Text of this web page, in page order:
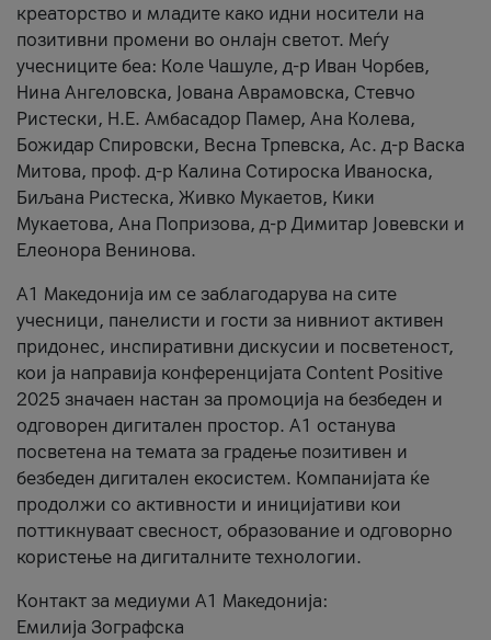
креаторство и младите како идни носители на
позитивни промени во онлајн светот. Меѓу
учесниците беа: Коле Чашуле, д-р Иван Чорбев,
Нина Ангеловска, Јована Аврамовска, Стевчо
Ристески, Н.Е. Амбасадор Памер, Ана Колева,
Божидар Спировски, Весна Трпевска, Ас. д-р Васка
Митова, проф. д-р Калина Сотироска Иваноска,
Биљана Ристеска, Живко Мукаетов, Кики
Мукаетова, Ана Попризова, д-р Димитар Јовевски и
Елеонора Венинова.
А1 Македонија им се заблагодарува на сите
учесници, панелисти и гости за нивниот активен
придонес, инспиративни дискусии и посветеност,
кои ја направија конференцијата Content Positive
2025 значаен настан за промоција на безбеден и
одговорен дигитален простор. А1 останува
посветена на темата за градење позитивен и
безбеден дигитален екосистем. Компанијата ќе
продолжи со активности и иницијативи кои
поттикнуваат свесност, образование и одговорно
користење на дигиталните технологии.
Контакт за медиуми А1 Македонија:
Емилија Зографска